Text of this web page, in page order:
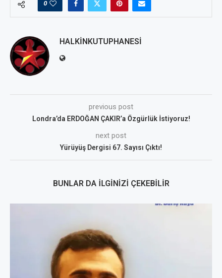
0
HALKINKUTUPHANESI
previous post
Londra’da ERDOĞAN ÇAKIR’a Özgürlük İstiyoruz!
next post
Yürüyüş Dergisi 67. Sayısı Çıktı!
BUNLAR DA İLGINIZI ÇEKEBILIR